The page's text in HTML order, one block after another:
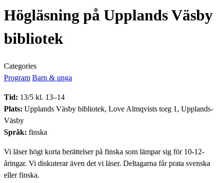
Högläsning på Upplands Väsby
bibliotek
Categories
Program Barn & unga
Tid: 13/5 kl. 13–14
Plats: Upplands Väsby bibliotek, Love Almqvists torg 1, Upplands-
Väsby
Språk: finska
Vi läser högt korta berättelser på finska som lämpar sig för 10-12-
åringar. Vi diskuterar även det vi läser. Deltagarna får prata svenska
eller finska.